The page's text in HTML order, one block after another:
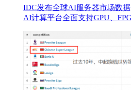
IDC发布全球AI服务器市场数
AI计算平台全面支持GPU、